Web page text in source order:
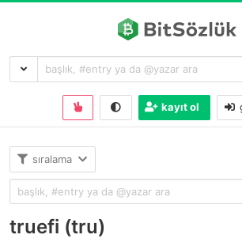
kayıt ol
sıralama
truefi (tru)